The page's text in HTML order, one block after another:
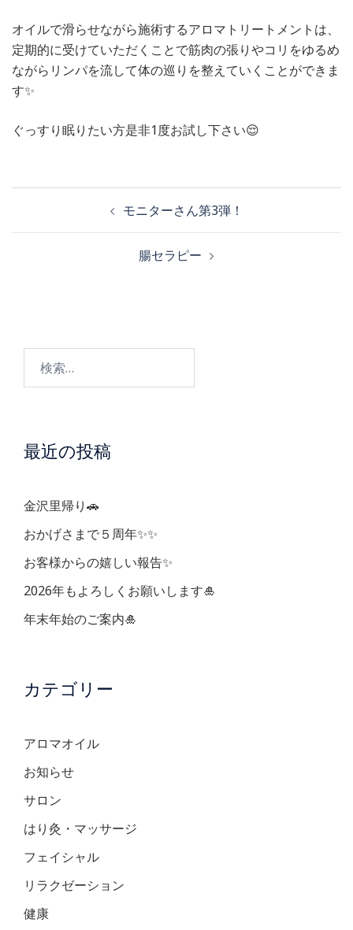
オイルで滑らせながら施術するアロマトリートメントは、
定期的に受けていただくことで筋肉の張りやコリをゆるめ
ながらリンパを流して体の巡りを整えていくことができま
す✨
ぐっすり眠りたい方是非1度お試し下さい😌
ゲ
シ
ョ
ン
モニターさん第3弾！
腸セラピー
最近の投稿
金沢里帰り🚗
おかげさまで５周年✨✨
お客様からの嬉しい報告✨
2026年もよろしくお願いします🎍
年末年始のご案内🎍
カテゴリー
アロマオイル
お知らせ
サロン
はり灸・マッサージ
フェイシャル
リラクゼーション
健康